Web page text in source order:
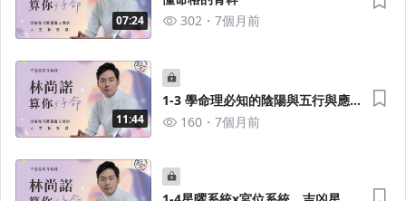
07:24
302
7個月前
11:44
1-3 學命理必知的陰陽與五行與應
用 160 7個月前